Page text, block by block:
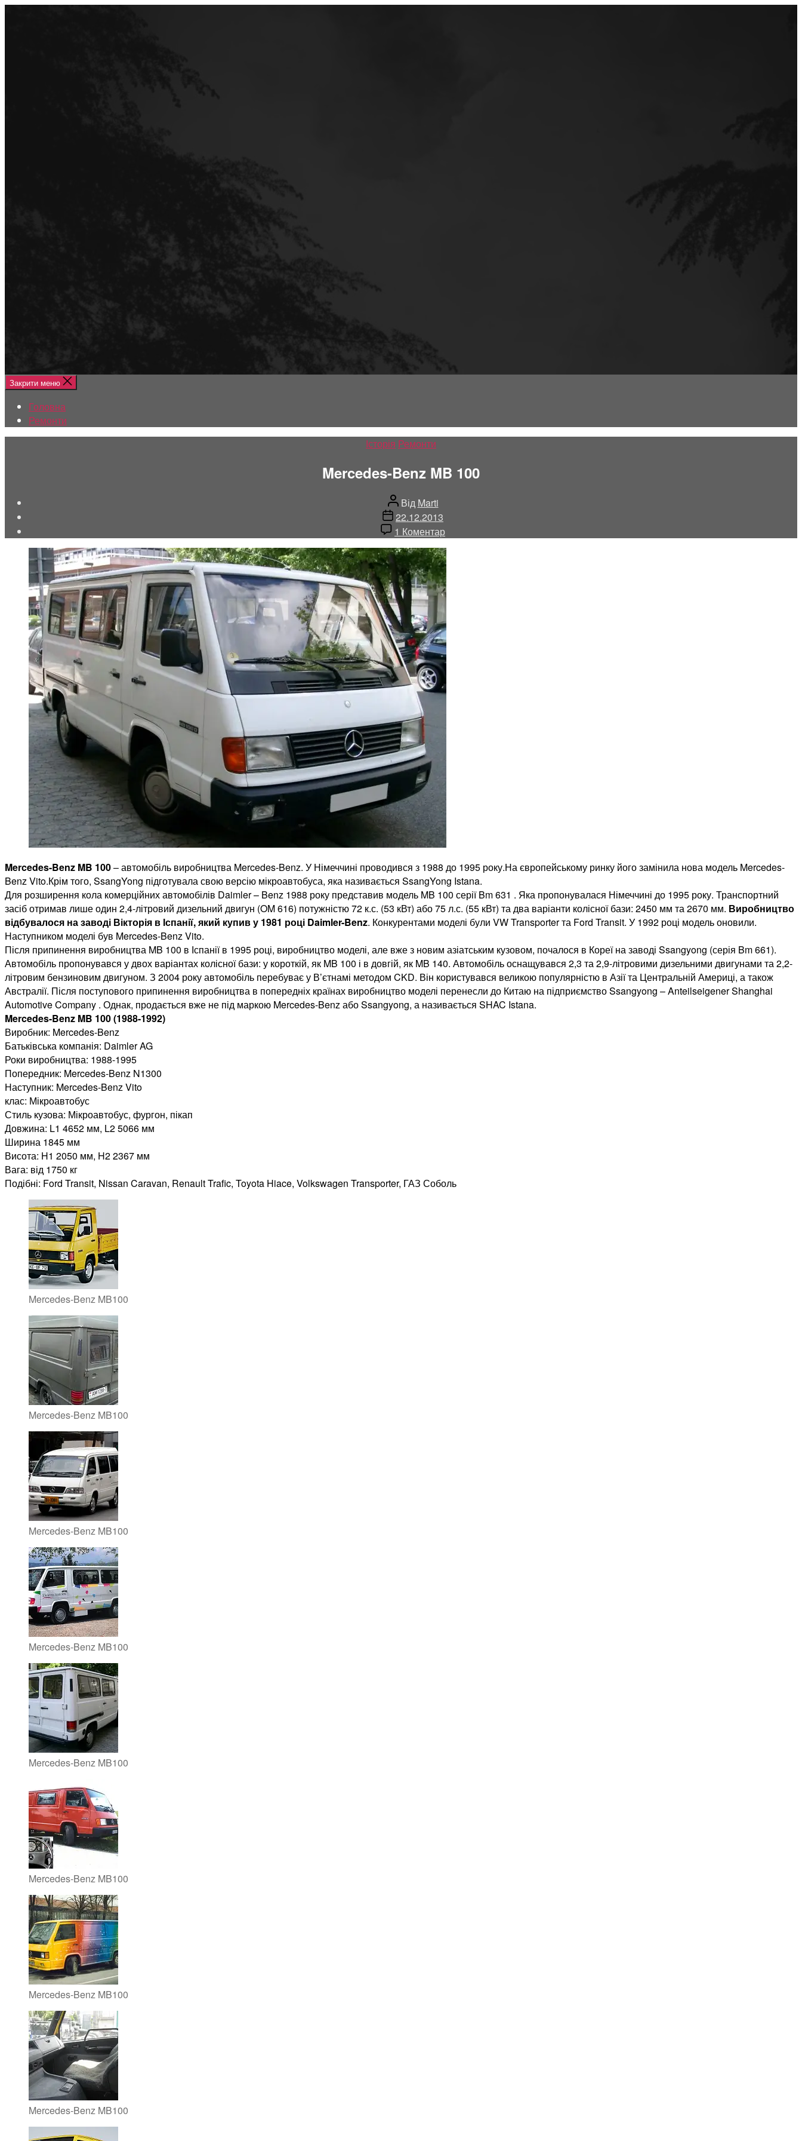
Закрити меню
Головна
Ремонти
Категорії
Історія Ремонти
Mercedes-Benz MB 100
Автор
запису
Від Marti
Дата
запису
22.12.2013
1 Коментардо
Benz
100
Mercedes-Benz MB 100– автомобіль виробництва Mercedes-Benz. У Німеччині проводився з 1988 до 1995 року.На європейському ринку його замінила нова модель Mercedes-
Benz Vito.Крім того, SsangYong підготувала свою версію мікроавтобуса, яка називається SsangYong Istana.
Для розширення кола комерційних автомобілів Daimler – Benz 1988 року представив модель MB 100 серії Bm 631 . Яка пропонувалася Німеччині до 1995 року. Транспортний
засіб отримав лише один 2,4-літровий дизельний двигун (OM 616) потужністю 72 к.с. (53 кВт) або 75 л.с. (55 кВт) та два варіанти колісної бази: 2450 мм та 2670 мм. Виробництво
відбувалося на заводі Вікторія в Іспанії, який купив у 1981 році Daimler-Benz. Конкурентами моделі були VW Transporter та Ford Transit. У 1992 році модель оновили.
Наступником моделі був Mercedes-Benz Vito.
Після припинення виробництва MB 100 в Іспанії в 1995 році, виробництво моделі, але вже з новим азіатським кузовом, почалося в Кореї на заводі Ssangyong (серія Bm 661).
Автомобіль пропонувався у двох варіантах колісної бази: у короткій, як MB 100 і в довгій, як MB 140. Автомобіль оснащувався 2,3 та 2,9-літровими дизельними двигунами та 2,2-
літровим бензиновим двигуном. З 2004 року автомобіль перебуває у В’єтнамі методом CKD. Він користувався великою популярністю в Азії та Центральній Америці, а також
Австралії. Після поступового припинення виробництва в попередніх країнах виробництво моделі перенесли до Китаю на підприємство Ssangyong – Anteilseigener Shanghai
Automotive Company . Однак, продається вже не під маркою Mercedes-Benz або Ssangyong, а називається SHAC Istana.
Mercedes-Benz MB 100 (1988-1992)
Виробник: Mercedes-Benz
Батьківська компанія: Daimler AG
Роки виробництва: 1988-1995
Попередник: Mercedes-Benz N1300
Наступник: Mercedes-Benz Vito
клас: Мікроавтобус
Стиль кузова: Мікроавтобус, фургон, пікап
Довжина: L1 4652 мм, L2 5066 мм
Ширина 1845 мм
Висота: H1 2050 мм, H2 2367 мм
Вага: від 1750 кг
Подібні: Ford Transit, Nissan Caravan, Renault Trafic, Toyota Hiace, Volkswagen Transporter, ГАЗ Соболь
Mercedes-Benz MB100
Mercedes-Benz MB100
Mercedes-Benz MB100
Mercedes-Benz MB100
Mercedes-Benz MB100
Mercedes-Benz MB100
Mercedes-Benz MB100
Mercedes-Benz MB100